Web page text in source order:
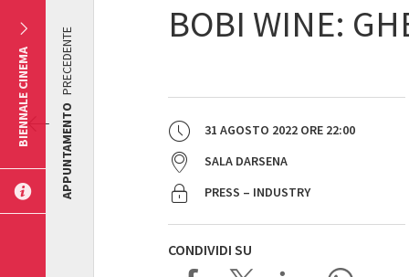
BOBI WINE:
31 AGOSTO 2022 ORE 22:00
SALA DARSENA
PRESS – INDUSTRY
CONDIVIDI SU
APPUNTAMENTO
PRECEDENTE
BIENNALE CINEMA